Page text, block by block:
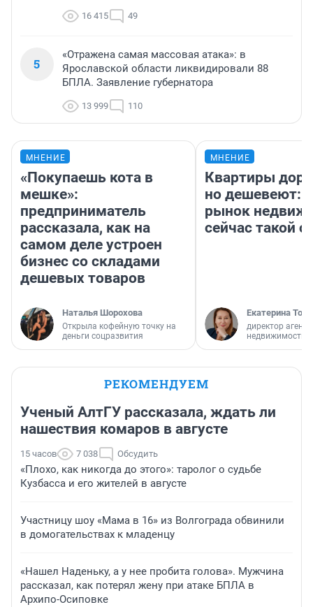
16 415 49
5
«Отражена самая массовая атака»: в
Ярославской области ликвидировали 88
БПЛА. Заявление губернатора
13 999 110
МНЕНИЕ
«Покупаешь кота в
мешке»:
предприниматель
рассказала, как на
самом деле устроен
бизнес со складами
дешевых товаров
Наталья Шорохова
Открыла кофейную точку на
деньги соцразвития
МНЕНИЕ
Квартиры
но дешевеют:
рынок
сейчас такой
Екатерина
директор
недвижимости
РЕКОМЕНДУЕМ
Ученый АлтГУ рассказала, ждать ли
нашествия комаров в августе
15 часов 7 038 Обсудить
«Плохо, как никогда до этого»: таролог о судьбе
Кузбасса и его жителей в августе
Участницу шоу «Мама в 16» из Волгограда обвинили
в домогательствах к младенцу
«Нашел Наденьку, а у нее пробита голова». Мужчина
рассказал, как потерял жену при атаке БПЛА в
Архипо-Осиповке